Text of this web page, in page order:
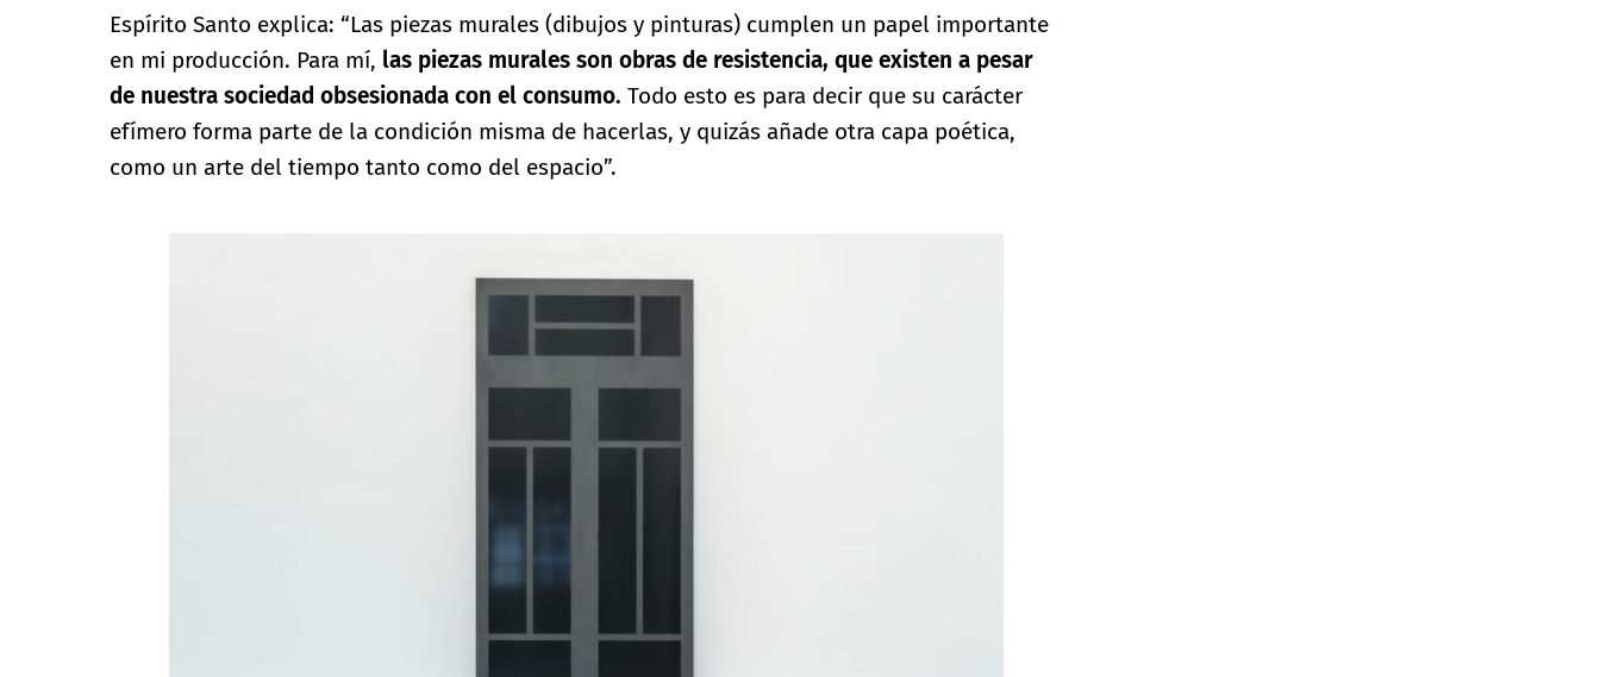
Espírito Santo explica: “Las piezas murales (dibujos y pinturas) cumplen un papel importante
en mi producción. Para mí, las piezas murales son obras de resistencia, que existen a pesar
de nuestra sociedad obsesionada con el consumo. Todo esto es para decir que su carácter
efímero forma parte de la condición misma de hacerlas, y quizás añade otra capa poética,
como un arte del tiempo tanto como del espacio”.